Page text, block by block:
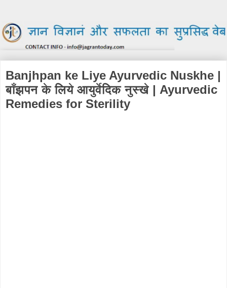
Banjhpan ke Liye Ayurvedic Nuskhe |
बाँझपन के लिये आयुर्वेदिक नुस्खे | Ayurvedic
Remedies for Sterility